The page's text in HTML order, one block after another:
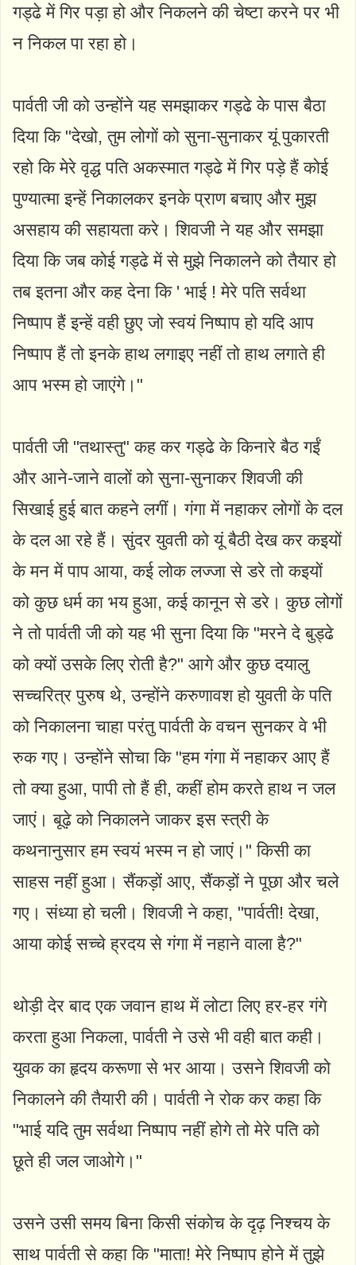
गड्ढे में गिर पड़ा हो और निकलने की चेष्टा करने पर भी
न निकल पा रहा हो।
पार्वती जी को उन्होंने यह समझाकर गड्ढे के पास बैठा
दिया कि "देखो, तुम लोगों को सुना-सुनाकर यूं पुकारती
रहो कि मेरे वृद्ध पति अकस्मात गड्ढे में गिर पड़े हैं कोई
पुण्यात्मा इन्हें निकालकर इनके प्राण बचाए और मुझ
असहाय की सहायता करे। शिवजी ने यह और समझा
दिया कि जब कोई गड्ढे में से मुझे निकालने को तैयार हो
तब इतना और कह देना कि ' भाई ! मेरे पति सर्वथा
निष्पाप हैं इन्हें वही छुए जो स्वयं निष्पाप हो यदि आप
निष्पाप हैं तो इनके हाथ लगाइए नहीं तो हाथ लगाते ही
आप भस्म हो जाएंगे।"
पार्वती जी "तथास्तु" कह कर गड्ढे के किनारे बैठ गईं
और आने-जाने वालों को सुना-सुनाकर शिवजी की
सिखाई हुई बात कहने लगीं। गंगा में नहाकर लोगों के दल
के दल आ रहे हैं। सुंदर युवती को यूं बैठी देख कर कइयों
के मन में पाप आया, कई लोक लज्जा से डरे तो कइयों
को कुछ धर्म का भय हुआ, कई कानून से डरे। कुछ लोगों
ने तो पार्वती जी को यह भी सुना दिया कि "मरने दे बुड्ढे
को क्यों उसके लिए रोती है?" आगे और कुछ दयालु
सच्चरित्र पुरुष थे, उन्होंने करुणावश हो युवती के पति
को निकालना चाहा परंतु पार्वती के वचन सुनकर वे भी
रुक गए। उन्होंने सोचा कि "हम गंगा में नहाकर आए हैं
तो क्या हुआ, पापी तो हैं ही, कहीं होम करते हाथ न जल
जाएं। बूढ़े को निकालने जाकर इस स्त्री के
कथनानुसार हम स्वयं भस्म न हो जाएं।" किसी का
साहस नहीं हुआ। सैंकड़ों आए, सैंकड़ों ने पूछा और चले
गए। संध्या हो चली। शिवजी ने कहा, "पार्वती! देखा,
आया कोई सच्चे ह्रदय से गंगा में नहाने वाला है?"
थोड़ी देर बाद एक जवान हाथ में लोटा लिए हर-हर गंगे
करता हुआ निकला, पार्वती ने उसे भी वही बात कही।
युवक का हृदय करूणा से भर आया। उसने शिवजी को
निकालने की तैयारी की। पार्वती ने रोक कर कहा कि
"भाई यदि तुम सर्वथा निष्पाप नहीं होगे तो मेरे पति को
छूते ही जल जाओगे।"
उसने उसी समय बिना किसी संकोच के दृढ़ निश्चय के
साथ पार्वती से कहा कि "माता! मेरे निष्पाप होने में तुझे